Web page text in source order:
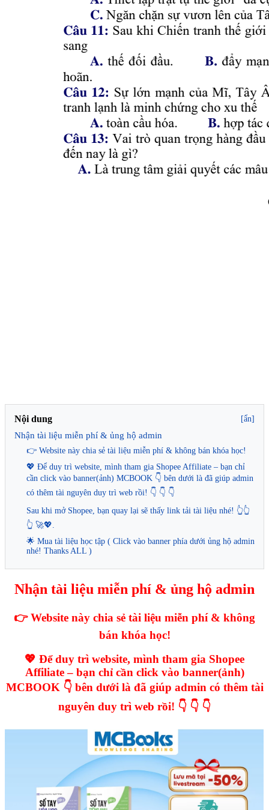
Nội dung [ẩn]
Nhận tài liệu miễn phí & ủng hộ admin
👉 Website này chia sẻ tài liệu miễn phí & không bán khóa học!
💖 Để duy trì website, mình tham gia Shopee Affiliate – bạn chỉ
cần click vào banner(ảnh) MCBOOK 👇 bên dưới là đã giúp admin
có thêm tài nguyên duy trì web rồi! 👇 👇 👇
Sau khi mở Shopee, bạn quay lại sẽ thấy link tải tài liệu nhé! 👆👆
👆 🚀💖.
🌟 Mua tài liệu học tập ( Click vào banner phía dưới ủng hộ admin
nhé! Thanks ALL )
Nhận tài liệu miễn phí & ủng hộ admin
👉 Website này chia sẻ tài liệu miễn phí & không
bán khóa học!
💖 Để duy trì website, mình tham gia Shopee
Affiliate – bạn chỉ cần click vào banner(ảnh)
MCBOOK 👇 bên dưới là đã giúp admin có thêm tài
nguyên duy trì web rồi! 👇 👇 👇